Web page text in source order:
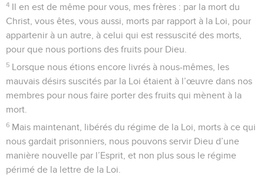
4 Il en est de même pour vous, mes frères : par la mort du
Christ, vous êtes, vous aussi, morts par rapport à la Loi, pour
appartenir à un autre, à celui qui est ressuscité des morts,
pour que nous portions des fruits pour Dieu.
5 Lorsque nous étions encore livrés à nous-mêmes, les
mauvais désirs suscités par la Loi étaient à l’œuvre dans nos
membres pour nous faire porter des fruits qui mènent à la
mort.
6 Mais maintenant, libérés du régime de la Loi, morts à ce qui
nous gardait prisonniers, nous pouvons servir Dieu d’une
manière nouvelle par l’Esprit, et non plus sous le régime
périmé de la lettre de la Loi.